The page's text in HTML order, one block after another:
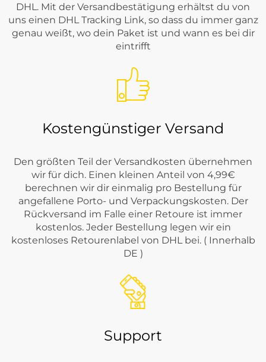
DHL. Mit der Versandbestätigung erhältst du von
uns einen DHL Tracking Link, so dass du immer ganz
genau weißt, wo dein Paket ist und wann es bei dir
eintrifft
Kostengünstiger Versand
Den größten Teil der Versandkosten übernehmen
wir für dich. Einen kleinen Anteil von 4,99€
berechnen wir dir einmalig pro Bestellung für
angefallene Porto- und Verpackungskosten. Der
Rückversand im Falle einer Retoure ist immer
kostenlos. Jeder Bestellung legen wir ein
kostenloses Retourenlabel von DHL bei. ( Innerhalb
DE )
Support